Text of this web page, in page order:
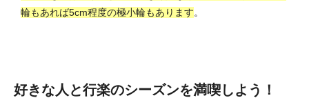
輪もあれば5cm程度の極小輪もあります。
好きな人と行楽のシーズンを満喫しよう！